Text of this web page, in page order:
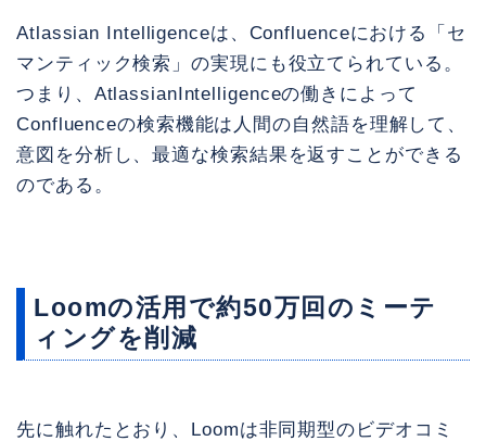
Atlassian Intelligenceは、Confluenceにおける「セ
マンティック検索」の実現にも役立てられている。
つまり、AtlassianIntelligenceの働きによって
Confluenceの検索機能は人間の自然語を理解して、
意図を分析し、最適な検索結果を返すことができる
のである。
Loomの活用で約50万回のミーテ
ィングを削減
先に触れたとおり、Loomは非同期型のビデオコミ